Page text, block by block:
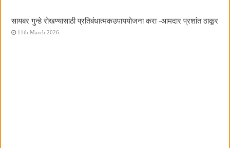
सायबर गुन्हे रोखण्यासाठी प्रतिबंधात्मकउपाययोजना करा -आमदार प्रशांत ठाकूर
11th March 2026